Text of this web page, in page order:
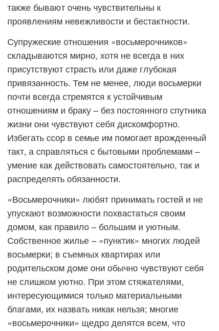
также бывают очень чувствительны к
проявлениям невежливости и бестактности.
Супружеские отношения «восьмерочников»
складываются мирно, хотя не всегда в них
присутствуют страсть или даже глубокая
привязанность. Тем не менее, люди восьмерки
почти всегда стремятся к устойчивым
отношениям и браку – без постоянного спутника
жизни они чувствуют себя дискомфортно.
Избегать ссор в семье им помогает врожденный
такт, а справляться с бытовыми проблемами –
умение как действовать самостоятельно, так и
распределять обязанности.
«Восьмерочники» любят принимать гостей и не
упускают возможности похвастаться своим
домом, как правило – большим и уютным.
Собственное жилье – «пунктик» многих людей
восьмерки; в съемных квартирах или
родительском доме они обычно чувствуют себя
не слишком уютно. При этом стяжателями,
интересующимися только материальными
благами, их назвать никак нельзя; многие
«восьмерочники» щедро делятся всем, что